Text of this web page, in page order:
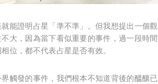
能證明占星「準不準」。但我想提出一個觀
大，因為當下看似重要的事件，過一段時間
位，都不代表占星是否有效。
觸發的事件，我們根本不知道背後的醞釀已